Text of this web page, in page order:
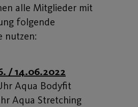
alle Mitglieder mit
folgende
nutzen:
/ 14.06.2022
Aqua Bodyfit
Aqua Stretching